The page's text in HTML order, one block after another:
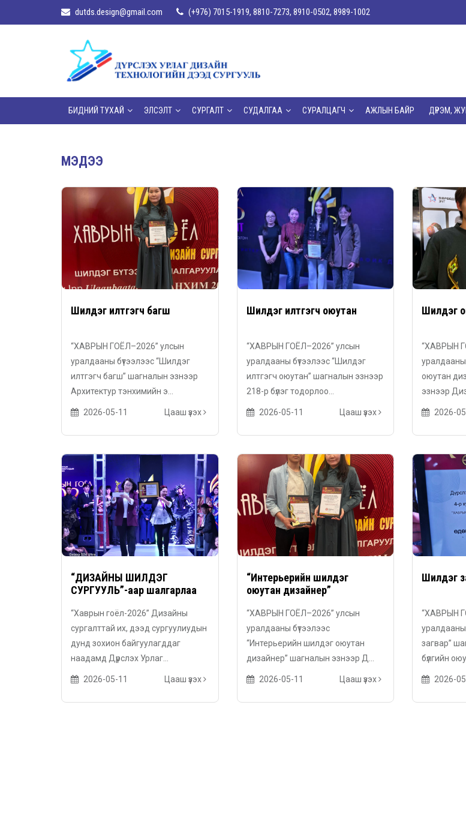
dutds.design@gmail.com (+976) 7015-1919, 8810-7273, 8910-0502, 8989-1002
БИДНИЙ ТУХАЙ ЭЛСЭЛТ СУРГАЛТ СУДАЛГАА СУРАЛЦАГЧ АЖЛЫН БАЙР ДҮРЭМ,
МЭДЭЭ
Шилдэг илтгэгч багш
“ХАВРЫН ГОЁЛ–2026” улсын
уралдааны бүтээлээс “Шилдэг
илтгэгч багш” шагналын эзнээр
Архитектур тэнхимийн э...
2026-05-11 Цааш үзэх
Шилдэг илтгэгч оюутан
“ХАВРЫН ГОЁЛ–2026” улсын
уралдааны бүтээлээс “Шилдэг
илтгэгч оюутан” шагналын эзнээр
218-р бүлэг тодорлоо...
2026-05-11 Цааш үзэх
Шилдэг
“ХАВРЫН
уралдааны
оюутан
эзнээр
2026-
“ДИЗАЙНЫ ШИЛДЭГ
СУРГУУЛЬ”-аар шалгарлаа
“Хаврын гоёл-2026” Дизайны
сургалттай их, дээд сургуулиудын
дунд зохион байгуулагддаг
наадамд Дүрслэх Урлаг...
2026-05-11 Цааш үзэх
“Интерьерийн шилдэг
оюутан дизайнер”
“ХАВРЫН ГОЁЛ–2026” улсын
уралдааны бүтээлээс
“Интерьерийн шилдэг оюутан
дизайнер” шагналын эзнээр Д...
2026-05-11 Цааш үзэх
Шилдэг
“ХАВРЫН
уралдааны
загвар”
бүлгийн
2026-